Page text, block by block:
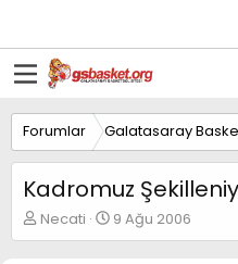
Forumlar Galatasaray
Kadromuz
K
o
Necati
B
a
9 Ağu 2006